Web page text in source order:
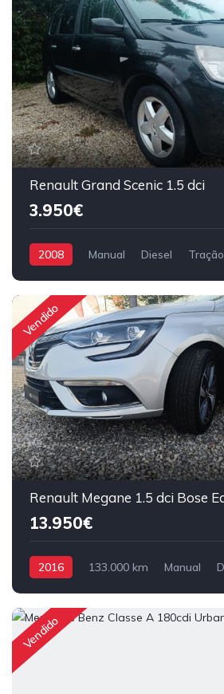
Renault Grand Scenic 1.5 dci
3.950€
2008 Manual Diesel
Vendido
Renault Megane 1.5 dci Bose
13.950€
2016 133.000 km Manual
Vendido